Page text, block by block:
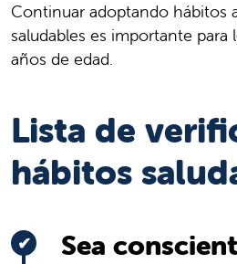
Continuar adoptando hábitos
saludables es importante para
años de edad.
Lista de
hábitos
Sea